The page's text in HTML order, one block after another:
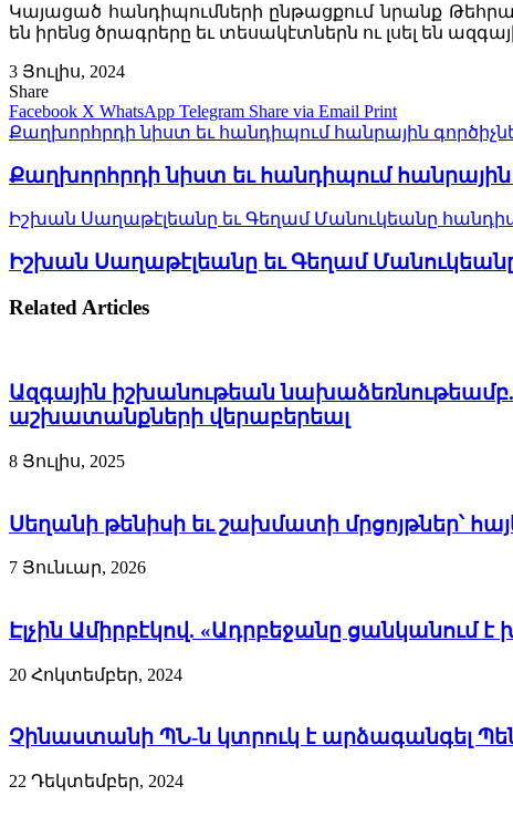
Կայացած հանդիպումների ընթացքում նրանք
են իրենց ծրագրերը եւ տեսակէտներն ու լսել են
3 Յուլիս, 2024
Share
Facebook X WhatsApp Telegram Share via Email Print
Քաղխորհրդի նիստ եւ հանդիպում հանրային
Քաղխորհրդի նիստ եւ հանդիպում հանրային
Իշխան Սաղաթէլեանը եւ Գեղամ Մանուկեանը
Իշխան Սաղաթէլեանը եւ Գեղամ
Related Articles
Ազգային իշխանութեան
աշխատանքների վերաբերեալ
8 Յուլիս, 2025
Սեղանի թենիսի եւ շախմատի մրցոյթներ՝
7 Յունւար, 2026
Էլչին Ամիրբէկով. «Ադրբեջանը
20 Հոկտեմբեր, 2024
Չինաստանի ՊՆ-ն կտրուկ է արձագանգել
22 Դեկտեմբեր, 2024